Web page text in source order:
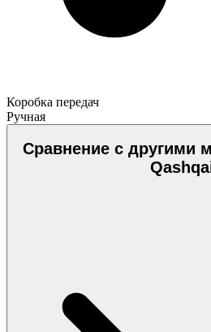
Коробка передач
Ручная
Сравнение с другими